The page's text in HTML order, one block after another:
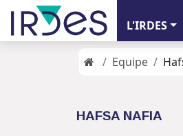
L'IRDES
Equipe
HAFSA NAFIA